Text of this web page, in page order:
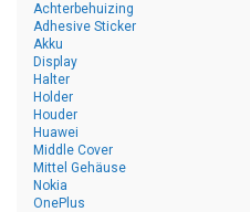
Achterbehuizing
Adhesive Sticker
Akku
Display
Halter
Holder
Houder
Huawei
Middle Cover
Mittel Gehäuse
Nokia
OnePlus